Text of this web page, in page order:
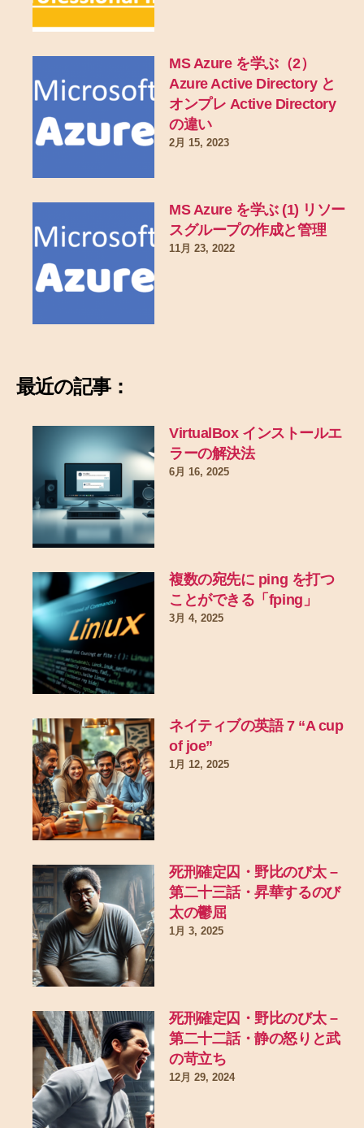
MS Azure を学ぶ（2）
Azure Active Directory と
オンプレ Active Directory
の違い
2月 15, 2023
MS Azure を学ぶ (1) リソー
スグループの作成と管理
11月 23, 2022
最近の記事：
VirtualBox インストールエ
ラーの解決法
6月 16, 2025
複数の宛先に ping を打つ
ことができる「fping」
3月 4, 2025
ネイティブの英語 7 “A cup
of joe”
1月 12, 2025
死刑確定囚・野比のび太 –
第二十三話・昇華するのび
太の鬱屈
1月 3, 2025
死刑確定囚・野比のび太 –
第二十二話・静の怒りと武
の苛立ち
12月 29, 2024